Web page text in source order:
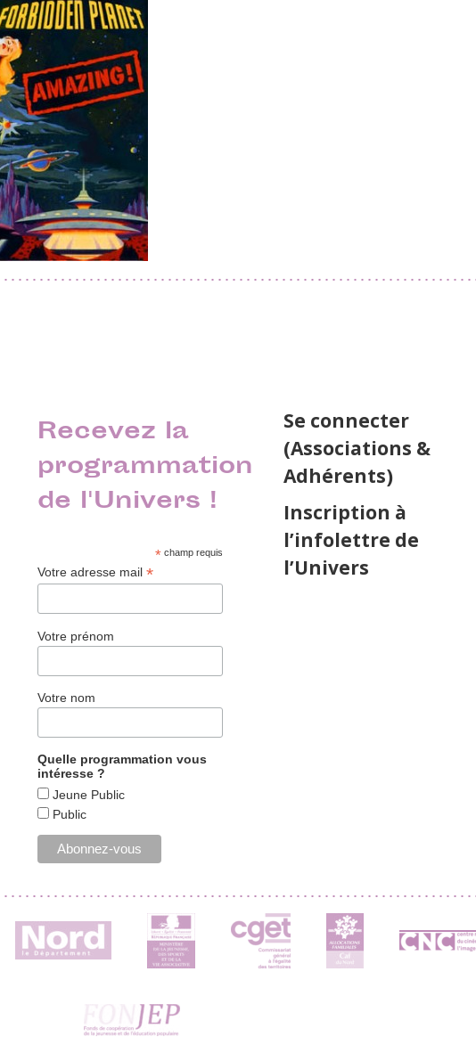
Recevez la
programmation
de l'Univers !
*champ requis
Votre adresse mail*
Votre prénom
Votre nom
Quelle programmation vous
intéresse ?
Jeune Public
Public
Se connecter
(Associations &
Adhérents)
Inscription à
l’infolettre de
l’Univers